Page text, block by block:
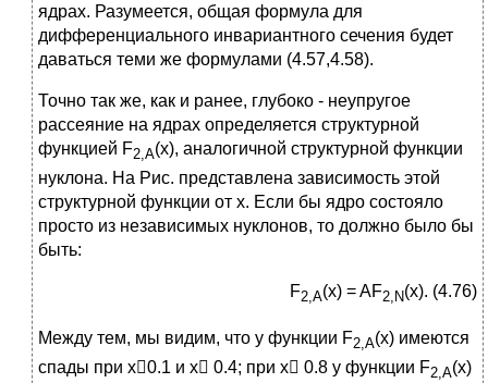
ядрах. Разумеется, общая формула для
дифференциального инвариантного сечения будет
даваться теми же формулами (4.57,4.58).
Точно так же, как и ранее, глубоко - неупругое
рассеяние на ядрах определяется структурной
функцией F2, A(x), аналогичной структурной функции
нуклона. На Рис. представлена зависимость этой
структурной функции от x. Если бы ядро состояло
просто из независимых нуклонов, то должно было бы
быть:
F2,A(x) = AF2,N(x). (4.76)
Между тем, мы видим, что у функции F2,A(x) имеются
спады при x0.1 и x 0.4; при x 0.8 у функции F2,A(x)